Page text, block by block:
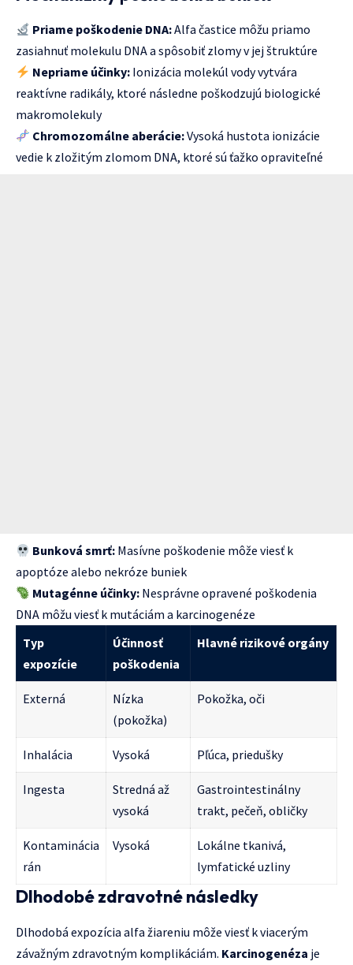
Priame poškodenie DNA:Alfa častice môžu priamo
zasiahnuť molekulu DNA a spôsobiť zlomy v jej štruktúre
Nepriame účinky: Ionizácia molekúl vody vytvára
reaktívne radikály, ktoré následne poškodzujú biologické
makromolekuly
Chromozomálne aberácie:Vysoká hustota ionizácie
vedie k zložitým zlomom DNA, ktoré sú ťažko opraviteľné
Bunková smrť: Masívne poškodenie môže viesť k
apoptóze alebo nekróze buniek
Mutagénne účinky: Nesprávne opravené poškodenia
DNA môžu viesť k mutáciám a karcinogenéze
Typ
expozície
Účinnosť
poškodenia
Hlavné rizikové orgány
Externá
Nízka
(pokožka)
Pokožka, oči
Inhalácia Vysoká Pľúca, priedušky
Ingesta
Stredná až
vysoká
Gastrointestinálny
trakt, pečeň, obličky
Kontaminácia
rán
Vysoká
Lokálne tkanivá,
lymfatické uzliny
Dlhodobé zdravotné následky
Dlhodobá expozícia alfa žiareniu môže viesť k viacerým
závažným zdravotným komplikáciám. Karcinogenéza je